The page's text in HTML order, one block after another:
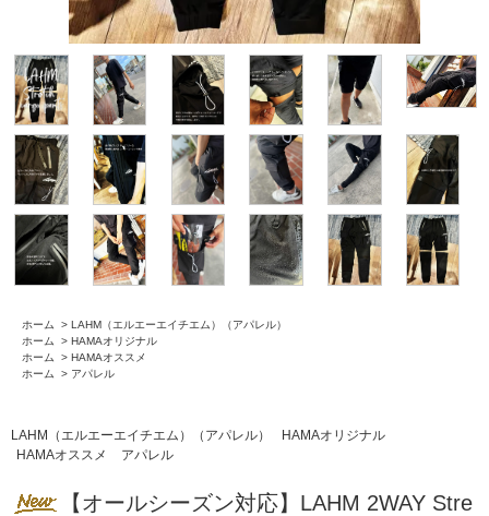
ホーム > LAHM（エルエーエイチエム）（アパレル）
ホーム
> HAMAオリジナル
ホーム
> HAMAオススメ
ホーム
> アパレル
LAHM（エルエーエイチエム）（アパレル）
HAMAオリジナル
HAMAオススメ
アパレル
【オールシーズン対応】LAHM 2WAY Stre